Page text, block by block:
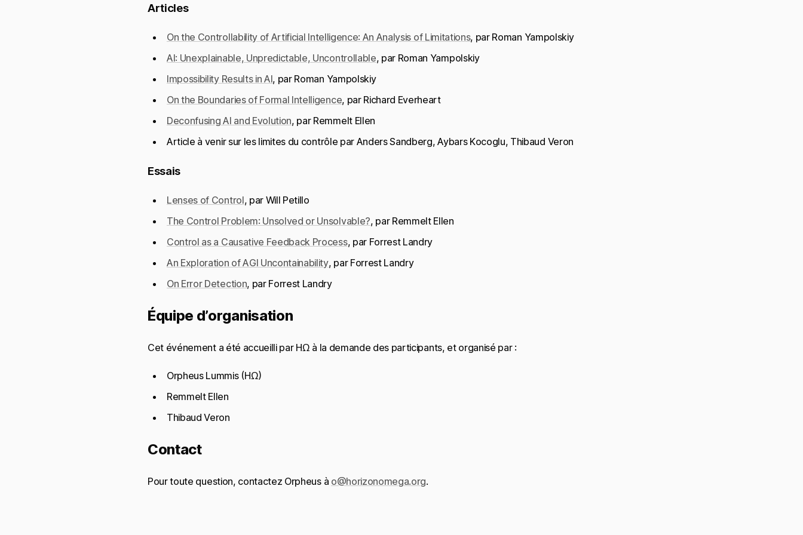
Articles
On the Controllability of Artificial Intelligence: An Analysis of Limitations, par Roman Yampolskiy
AI: Unexplainable, Unpredictable, Uncontrollable, par Roman Yampolskiy
Impossibility Results in AI, par Roman Yampolskiy
On the Boundaries of Formal Intelligence, par Richard Everheart
Deconfusing AI and Evolution, par Remmelt Ellen
Article à venir sur les limites du contrôle par Anders Sandberg, Aybars Kocoglu, Thibaud Veron
Essais
Lenses of Control, par Will Petillo
The Control Problem: Unsolved or Unsolvable?, par Remmelt Ellen
Control as a Causative Feedback Process, par Forrest Landry
An Exploration of AGI Uncontainability, par Forrest Landry
On Error Detection, par Forrest Landry
Équipe d’organisation
Cet événement a été accueilli par HΩ à la demande des participants, et organisé par :
Orpheus Lummis (HΩ)
Remmelt Ellen
Thibaud Veron
Contact
Pour toute question, contactez Orpheus à o@horizonomega.org.